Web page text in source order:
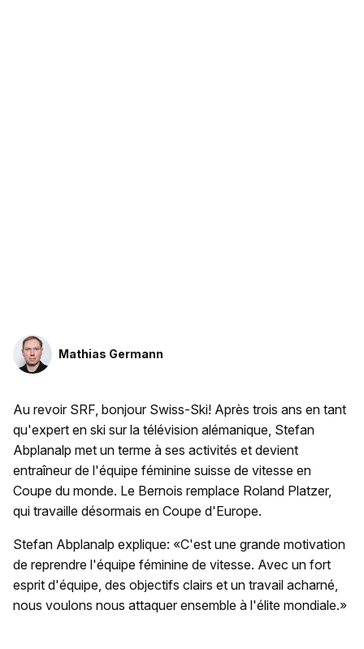
Mathias Germann
Au revoir SRF, bonjour Swiss-Ski! Après trois ans en tant
qu'expert en ski sur la télévision alémanique, Stefan
Abplanalp met un terme à ses activités et devient
entraîneur de l'équipe féminine suisse de vitesse en
Coupe du monde. Le Bernois remplace Roland Platzer,
qui travaille désormais en Coupe d'Europe.
Stefan Abplanalp explique: «C'est une grande motivation
de reprendre l'équipe féminine de vitesse. Avec un fort
esprit d'équipe, des objectifs clairs et un travail acharné,
nous voulons nous attaquer ensemble à l'élite mondiale.»